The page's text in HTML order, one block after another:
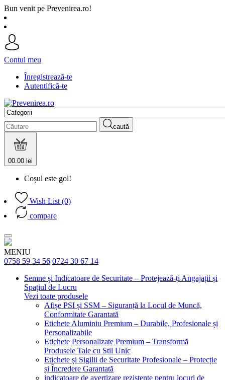
Bun venit pe Prevenirea.ro!
Contul meu
Înregistrează-te
Autentifică-te
caută
00.00 lei
Coșul este gol!
Wish List (0)
compare
MENIU
0758 59 34 56 0724 30 67 14
Semne și Indicatoare de Securitate – Protejează-ți Angajații și
Spațiul de Lucru
Vezi toate produsele
Afișe PSI și SSM – Siguranță la Locul de Muncă,
Conformitate Garantată
Etichete Aluminiu Premium – Durabile, Profesionale și
Personalizabile
Etichete Personalizate Premium – Transformă
Produsele Tale cu Stil Unic
Etichete și Sigilii de Securitate Profesionale – Protecție
și Încredere Garantată
indicatoare de avertizare rezistente pentru locuri de